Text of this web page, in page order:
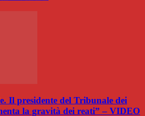
Il presidente del Tribunale dei
la gravità dei reati” – VIDEO